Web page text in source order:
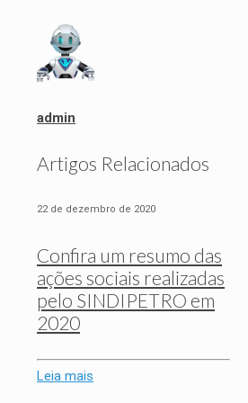
admin
Artigos Relacionados
22 de dezembro de 2020
Confira um resumo das
ações sociais realizadas
pelo SINDIPETRO em
2020
Leia mais